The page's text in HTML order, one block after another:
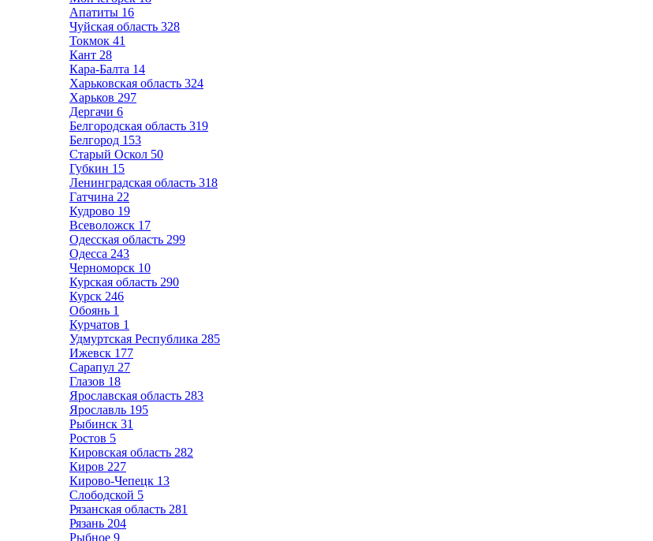
Апатиты 16
Чуйская область 328
Токмок 41
Кант 28
Кара-Балта 14
Харьковская область 324
Харьков 297
Дергачи 6
Белгородская область 319
Белгород 153
Старый Оскол 50
Губкин 15
Ленинградская область 318
Гатчина 22
Кудрово 19
Всеволожск 17
Одесская область 299
Одесса 243
Черноморск 10
Курская область 290
Курск 246
Обоянь 1
Курчатов 1
Удмуртская Республика 285
Ижевск 177
Сарапул 27
Глазов 18
Ярославская область 283
Ярославль 195
Рыбинск 31
Ростов 5
Кировская область 282
Киров 227
Кирово-Чепецк 13
Слободской 5
Рязанская область 281
Рязань 204
Рыбное 9